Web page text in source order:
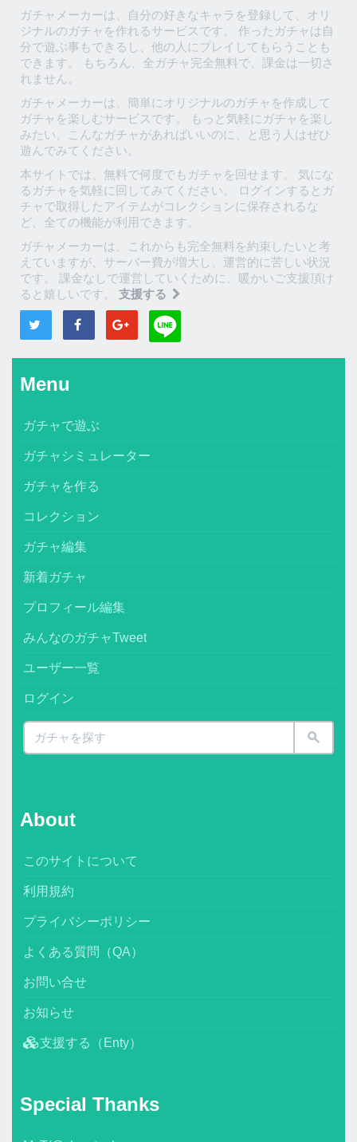
ガチャメーカーは、自分の好きなキャラを登録して、オリ
ジナルのガチャを作れるサービスです。 作ったガチャは自
分で遊ぶ事もできるし、他の人にプレイしてもらうことも
できます。 もちろん、全ガチャ完全無料で、課金は一切さ
れません。
ガチャメーカーは、簡単にオリジナルのガチャを作成して
ガチャを楽しむサービスです。 もっと気軽にガチャを楽し
みたい、こんなガチャがあればいいのに、と思う人はぜひ
遊んでみてください。
本サイトでは、無料で何度でもガチャを回せます。 気にな
るガチャを気軽に回してみてください。 ログインするとガ
チャで取得したアイテムがコレクションに保存されるな
ど、全ての機能が利用できます。
ガチャメーカーは、これからも完全無料を約束したいと考
えていますが、サーバー費が増大し、運営的に苦しい状況
です。 課金なしで運営していくために、暖かいご支援頂け
ると嬉しいです。 支援する
Menu
ガチャで遊ぶ
ガチャシミュレーター
ガチャを作る
コレクション
ガチャ編集
新着ガチャ
プロフィール編集
みんなのガチャTweet
ユーザー一覧
ログイン
About
このサイトについて
利用規約
プライバシーポリシー
よくある質問（QA）
お問い合せ
お知らせ
支援する（Enty）
Special Thanks